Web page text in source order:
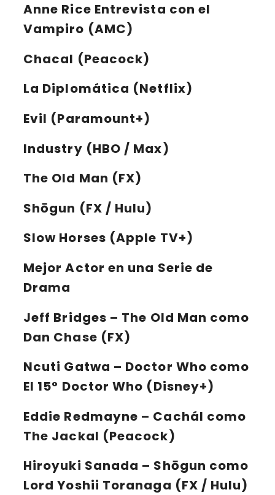
Anne Rice Entrevista con el
Vampiro (AMC)
Chacal (Peacock)
La Diplomática (Netflix)
Evil (Paramount+)
Industry (HBO / Max)
The Old Man (FX)
Shōgun (FX / Hulu)
Slow Horses (Apple TV+)
Mejor Actor en una Serie de
Drama
Jeff Bridges – The Old Man como
Dan Chase (FX)
Ncuti Gatwa – Doctor Who como
El 15° Doctor Who (Disney+)
Eddie Redmayne – Cachál como
The Jackal (Peacock)
Hiroyuki Sanada – Shōgun como
Lord Yoshii Toranaga (FX / Hulu)